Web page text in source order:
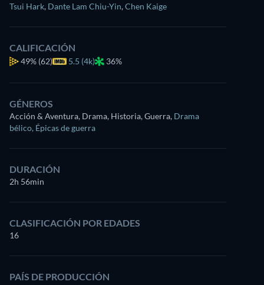
Tsui Hark, Dante Lam Chiu-Yin,Chen Kaige
CALIFICACIÓN
49% (62) 5.5 (4k) 36%
GÉNEROS
Acción & Aventura, Drama, Historia, Guerra, Drama
bélico, Épicas de guerra
DURACIÓN
2h 56min
CLASIFICACIÓN POR EDADES
16
PAÍS DE PRODUCCIÓN